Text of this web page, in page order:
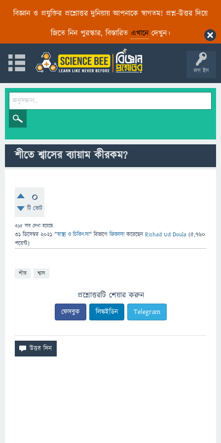
বিজ্ঞান ও প্রযুক্তির প্রশ্নোত্তর দুনিয়ায় আপনাকে স্বাগতম! প্রশ্ন-উত্তর দিয়ে
জিতে নিন পুরস্কার, বিস্তারিত এখানেদেখুন।
লগ ইন
শীতে শ্বাসের ব্যায়াম কীরকম?
0
টি ভোট
315 বার দেখা হয়েছে
31 ডিসেম্বর 2021 "স্বাস্থ্য ও চিকিৎসা" বিভাগে জিজ্ঞাসাকরেছেনRishad Ud Doula (5,760
পয়েন্ট)
শীত শ্বাস
প্রশ্নোত্তরটি শেয়ার করুন
ফেসবুক লিঙ্কইডিন Telegram